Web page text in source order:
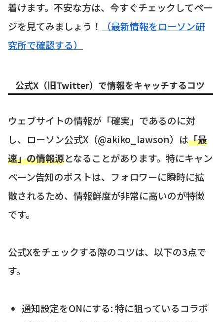
着けます。不安な方は、今すぐチェックしてペー
ジを見てみましょう！
（最新情報をローソン研
究所で確認する）
公式X（旧Twitter）で情報をキャッチするコツ
ウェブサイトの情報が「確実」であるのに対
し、ローソン公式X（@akiko_lawson）は「最
速」の情報源となることがあります。特にキャン
ペーン告知のポストは、フォロワーに瞬時に拡
散されるため、情報鮮度が非常に高いのが特徴
です。
公式Xをチェックする際のコツは、以下の3点で
す。
通知設定をONにする: 特に狙っているコラボ